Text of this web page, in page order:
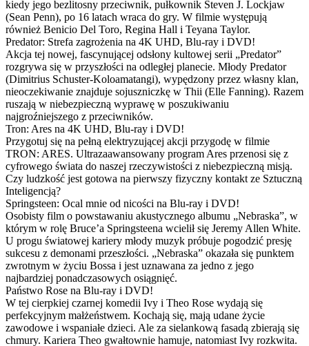
kiedy jego bezlitosny przeciwnik, pułkownik Steven J. Lockjaw
(Sean Penn), po 16 latach wraca do gry. W filmie występują
również Benicio Del Toro, Regina Hall i Teyana Taylor.
Predator: Strefa zagrożenia na 4K UHD, Blu-ray i DVD!
Akcja tej nowej, fascynującej odsłony kultowej serii „Predator”
rozgrywa się w przyszłości na odległej planecie. Młody Predator
(Dimitrius Schuster-Koloamatangi), wypędzony przez własny klan,
nieoczekiwanie znajduje sojuszniczkę w Thii (Elle Fanning). Razem
ruszają w niebezpieczną wyprawę w poszukiwaniu
najgroźniejszego z przeciwników.
Tron: Ares na 4K UHD, Blu-ray i DVD!
Przygotuj się na pełną elektryzującej akcji przygodę w filmie
TRON: ARES. Ultrazaawansowany program Ares przenosi się z
cyfrowego świata do naszej rzeczywistości z niebezpieczną misją.
Czy ludzkość jest gotowa na pierwszy fizyczny kontakt ze Sztuczną
Inteligencją?
Springsteen: Ocal mnie od nicości na Blu-ray i DVD!
Osobisty film o powstawaniu akustycznego albumu „Nebraska”, w
którym w rolę Bruce’a Springsteena wcielił się Jeremy Allen White.
U progu światowej kariery młody muzyk próbuje pogodzić presję
sukcesu z demonami przeszłości. „Nebraska” okazała się punktem
zwrotnym w życiu Bossa i jest uznawana za jedno z jego
najbardziej ponadczasowych osiągnięć.
Państwo Rose na Blu-ray i DVD!
W tej cierpkiej czarnej komedii Ivy i Theo Rose wydają się
perfekcyjnym małżeństwem. Kochają się, mają udane życie
zawodowe i wspaniałe dzieci. Ale za sielankową fasadą zbierają się
chmury. Kariera Theo gwałtownie hamuje, natomiast Ivy rozkwita.